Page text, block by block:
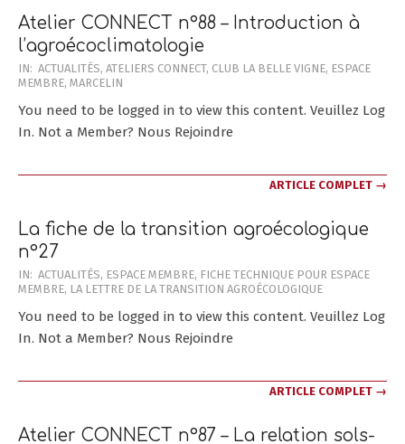
Atelier CONNECT n°88 – Introduction à
l’agroécoclimatologie
2025-
02-
28
IN: ACTUALITÉS, ATELIERS CONNECT, CLUB LA BELLE VIGNE, ESPACE
MEMBRE, MARCELIN
You need to be logged in to view this content. Veuillez Log
In. Not a Member? Nous Rejoindre
ARTICLE COMPLET →
La fiche de la transition agroécologique
n°27
2025-
02-
01
IN: ACTUALITÉS, ESPACE MEMBRE, FICHE TECHNIQUE POUR ESPACE
MEMBRE, LA LETTRE DE LA TRANSITION AGROÉCOLOGIQUE
You need to be logged in to view this content. Veuillez Log
In. Not a Member? Nous Rejoindre
ARTICLE COMPLET →
Atelier CONNECT n°87 – La relation sols-